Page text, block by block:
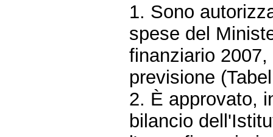
1. Sono
spese del
finanziario
previsione
2. È approvato,
bilancio